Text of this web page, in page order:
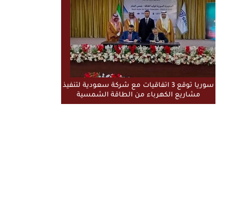
سوريا توقع 3 اتفاقيات مع شركة سعودية لتنفيذ
مشاريع الكهرباء من الطاقة الشمسية